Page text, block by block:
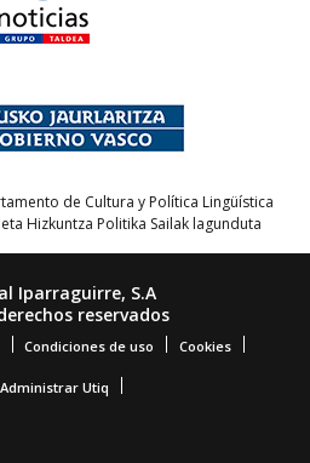
de Cultura y Política Lingüística
Hizkuntza Politika Sailak lagunduta
Iparraguirre, S.A
reservados
Condiciones de uso Cookies
Administrar Utiq